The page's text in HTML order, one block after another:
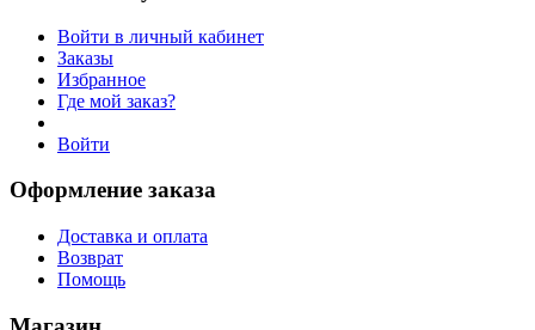
Войти в личный кабинет
Заказы
Избранное
Где мой заказ?
Войти
Оформление заказа
Доставка и оплата
Возврат
Помощь